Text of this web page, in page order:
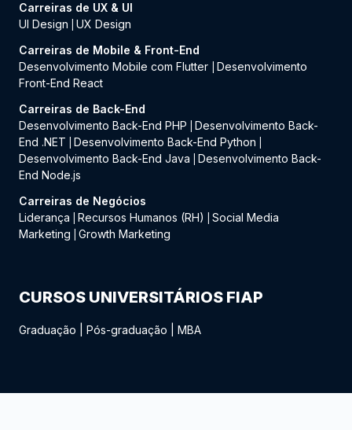
Carreiras de UX & UI
UI Design
UX Design
Carreiras de Mobile & Front-End
Desenvolvimento Mobile com Flutter
Desenvolvimento
Front-End React
Carreiras de Back-End
Desenvolvimento Back-End PHP
Desenvolvimento Back-
End .NET
Desenvolvimento Back-End Python
Desenvolvimento Back-End Java
Desenvolvimento Back-
End Node.js
Carreiras de Negócios
Liderança
Recursos Humanos (RH)
Social Media
Marketing
Growth Marketing
CURSOS UNIVERSITÁRIOS FIAP
Graduação Pós-graduação MBA